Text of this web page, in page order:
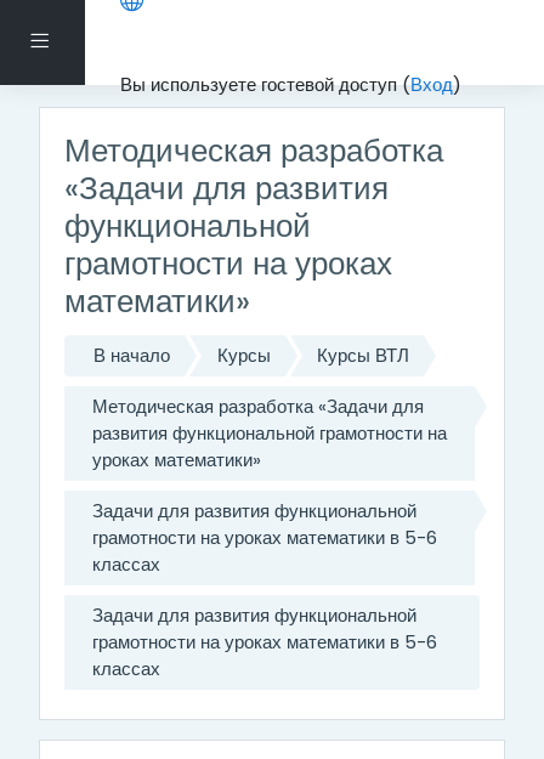
Боковая панель
Вы используете гостевой доступ (Вход)
Перейти к основному содержанию
Методическая разработка
«Задачи для развития
функциональной
грамотности на уроках
математики»
В начало Курсы
Курсы ВТЛ
Методическая разработка «Задачи для
развития функциональной грамотности на
уроках математики»
Задачи для развития функциональной
грамотности на уроках математики в 5-6
классах
Задачи для развития функциональной
грамотности на уроках математики в 5-6
классах